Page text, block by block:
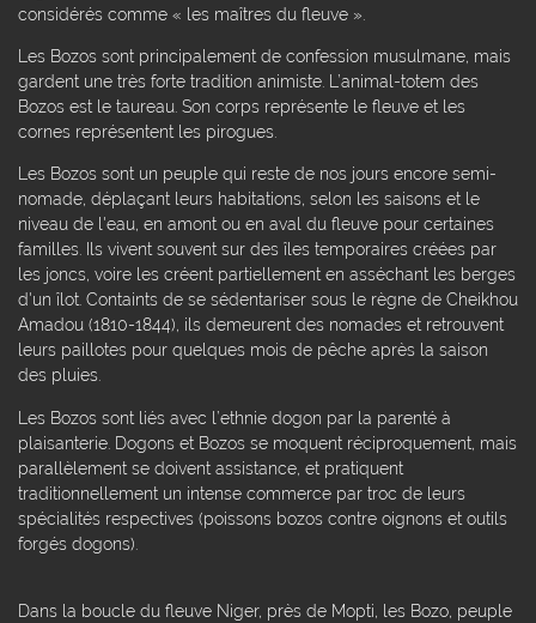
considérés comme « les maîtres du fleuve ».
Les Bozos sont principalement de confession musulmane, mais
gardent une très forte tradition animiste. L’animal-totem des
Bozos est le taureau. Son corps représente le fleuve et les
cornes représentent les pirogues.
Les Bozos sont un peuple qui reste de nos jours encore semi-
nomade, déplaçant leurs habitations, selon les saisons et le
niveau de l'eau, en amont ou en aval du fleuve pour certaines
familles. Ils vivent souvent sur des îles temporaires créées par
les joncs, voire les créent partiellement en asséchant les berges
d'un îlot. Containts de se sédentariser sous le règne de Cheikhou
Amadou (1810-1844), ils demeurent des nomades et retrouvent
leurs paillotes pour quelques mois de pêche après la saison
des pluies.
Les Bozos sont liés avec l’ethnie dogon par la parenté à
plaisanterie. Dogons et Bozos se moquent réciproquement, mais
parallèlement se doivent assistance, et pratiquent
traditionnellement un intense commerce par troc de leurs
spécialités respectives (poissons bozos contre oignons et outils
forgés dogons).
Dans la boucle du fleuve Niger, près de Mopti, les Bozo, peuple